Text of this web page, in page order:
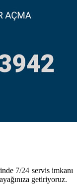
7/24 servis imkanı
getiriyoruz.